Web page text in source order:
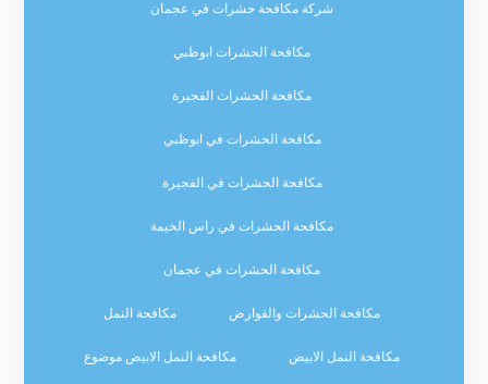
شركة مكافحة حشرات في عجمان
مكافحة الحشرات ابوظبي
مكافحة الحشرات الفجيرة
مكافحة الحشرات في ابوظبي
مكافحة الحشرات في الفجيرة
مكافحة الحشرات في راس الخيمة
مكافحة الحشرات في عجمان
مكافحة الحشرات والقوارض مكافحة النمل
مكافحة النمل الابيض مكافحة النمل الابيض موضوع